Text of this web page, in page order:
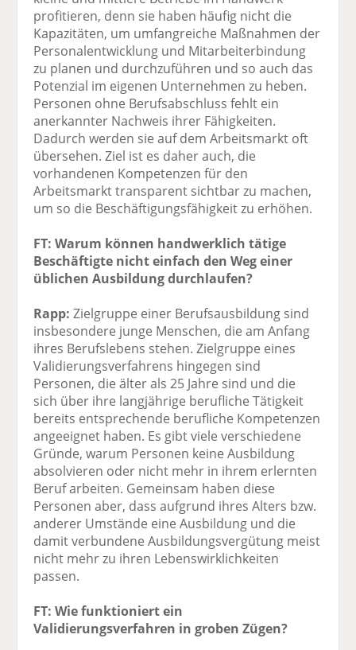
profitieren, denn sie haben häufig nicht die
Kapazitäten, um umfangreiche Maßnahmen der
Personalentwicklung und Mitarbeiterbindung
zu planen und durchzuführen und so auch das
Potenzial im eigenen Unternehmen zu heben.
Personen ohne Berufsabschluss fehlt ein
anerkannter Nachweis ihrer Fähigkeiten.
Dadurch werden sie auf dem Arbeitsmarkt oft
übersehen. Ziel ist es daher auch, die
vorhandenen Kompetenzen für den
Arbeitsmarkt transparent sichtbar zu machen,
um so die Beschäftigungsfähigkeit zu erhöhen.
FT: Warum können handwerklich tätige
Beschäftigte nicht einfach den Weg einer
üblichen Ausbildung durchlaufen?
Rapp: Zielgruppe einer Berufsausbildung sind
insbesondere junge Menschen, die am Anfang
ihres Berufslebens stehen. Zielgruppe eines
Validierungsverfahrens hingegen sind
Personen, die älter als 25 Jahre sind und die
sich über ihre langjährige berufliche Tätigkeit
bereits entsprechende berufliche Kompetenzen
angeeignet haben. Es gibt viele verschiedene
Gründe, warum Personen keine Ausbildung
absolvieren oder nicht mehr in ihrem erlernten
Beruf arbeiten. Gemeinsam haben diese
Personen aber, dass aufgrund ihres Alters bzw.
anderer Umstände eine Ausbildung und die
damit verbundene Ausbildungsvergütung meist
nicht mehr zu ihren Lebenswirklichkeiten
passen.
FT: Wie funktioniert ein
Validierungsverfahren in groben Zügen?